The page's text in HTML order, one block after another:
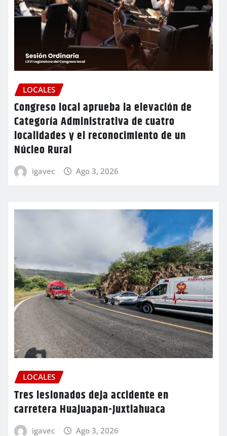
LOCALES
Congreso local aprueba la elevación de
Categoría Administrativa de cuatro
localidades y el reconocimiento de un
Núcleo Rural
igavec Ago 3, 2026
LOCALES
Tres lesionados deja accidente en
carretera Huajuapan-Juxtlahuaca
igavec Ago 3, 2026